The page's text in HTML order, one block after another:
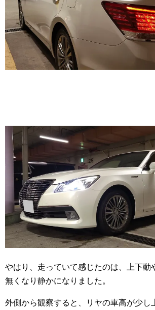
やはり、走っていて感じたのは、上下動
無くなり静かになりました。
外側から観察すると、リヤの車高が少し